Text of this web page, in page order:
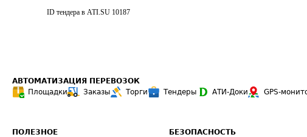
ID тендера в ATI.SU 10187
АВТОМАТИЗАЦИЯ ПЕРЕВОЗОК
Площадки
Заказы Торги Тендеры АТИ-Доки GPS-
ПОЛЕЗНОЕ БЕЗОПАСНОСТЬ